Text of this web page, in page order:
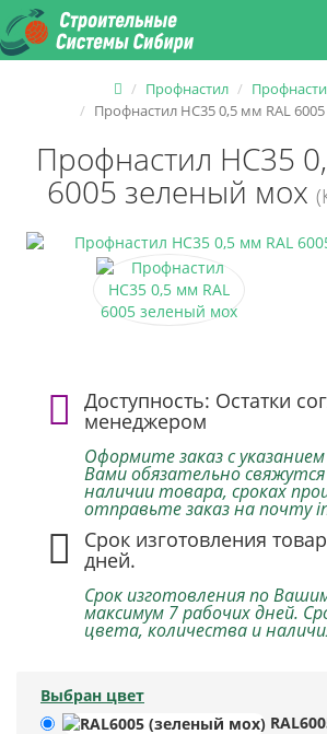
Профнастил
Профнастил НС35 0,5 мм RAL
Профнастил НС35
6005 зеленый мох
Доступность: Остатки
менеджером
Оформите заказ с
Вами обязательно
наличии товара, сроках
отправьте заказ на почту
Срок изготовления
дней.
Срок изготовления по
максимум 7 рабочих дней.
цвета, количества и
Выбран цвет